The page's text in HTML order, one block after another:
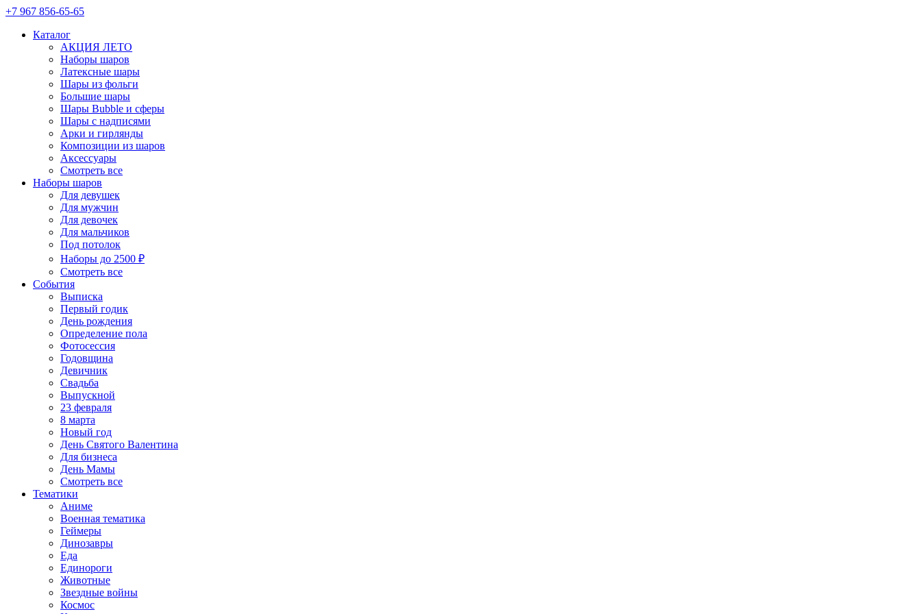
+7 967 856-65-65
Каталог
АКЦИЯ ЛЕТО
Наборы шаров
Латексные шары
Шары из фольги
Большие шары
Шары Bubble и сферы
Шары с надписями
Арки и гирлянды
Композиции из шаров
Аксессуары
Смотреть все
Наборы шаров
Для девушек
Для мужчин
Для девочек
Для мальчиков
Под потолок
Наборы до 2500 ₽
Смотреть все
События
Выписка
Первый годик
День рождения
Определение пола
Фотосессия
Годовщина
Девичник
Свадьба
Выпускной
23 февраля
8 марта
Новый год
День Святого Валентина
Для бизнеса
День Мамы
Смотреть все
Тематики
Аниме
Военная тематика
Геймеры
Динозавры
Еда
Единороги
Животные
Звездные войны
Космос